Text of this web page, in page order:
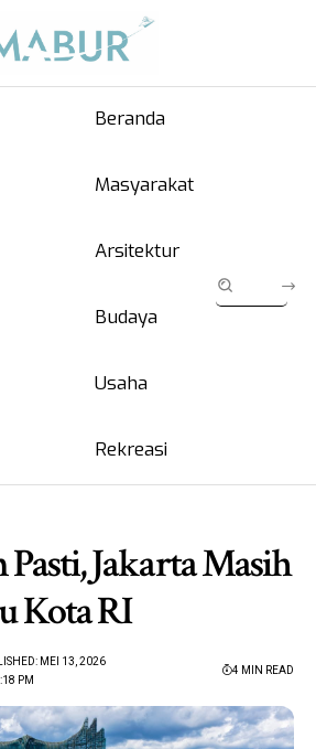
Beranda
Masyarakat
Arsitektur
Budaya
Usaha
Rekreasi
Jakarta Masih
Kota RI
PM
MEI 13, 2026
4 MIN READ